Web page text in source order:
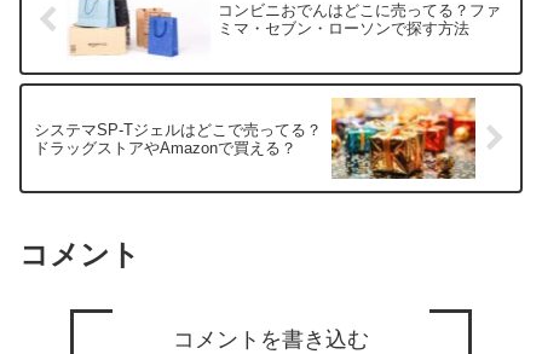
コンビニおでんはどこに売ってる？ファ
ミマ・セブン・ローソンで探す方法
システマSP-Tジェルはどこで売ってる？
ドラッグストアやAmazonで買える？
コメント
コメントを書き込む